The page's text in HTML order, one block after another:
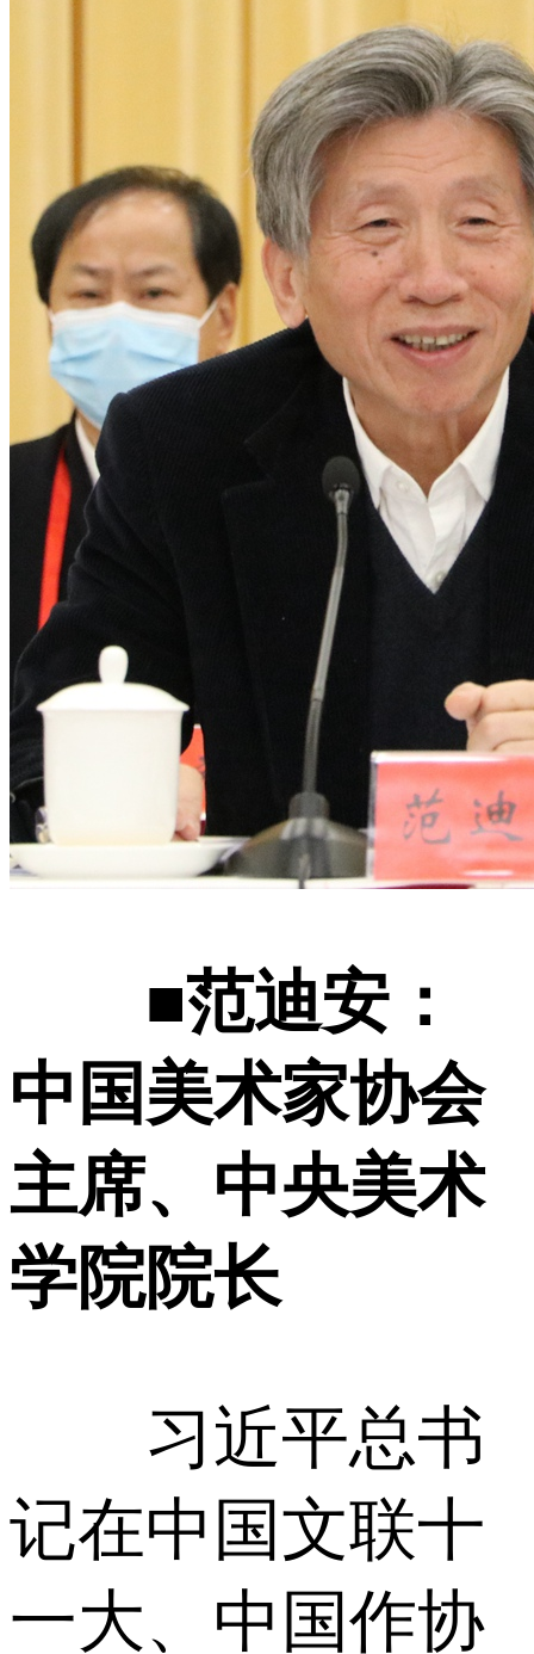
■范迪安：
中国美术家协会
主席、中央美术
学院院长
习近平总书
记在中国文联十
一大、中国作协